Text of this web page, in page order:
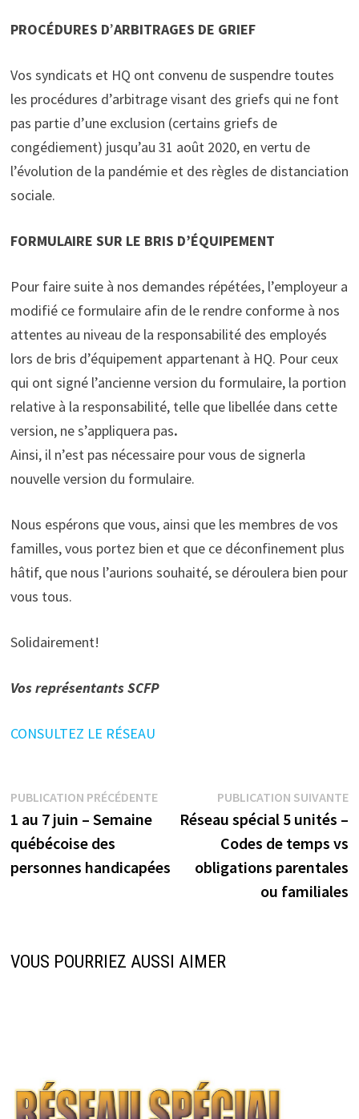
PROCÉDURES D’ARBITRAGES DE GRIEF
Vos syndicats et HQ ont convenu de suspendre toutes
les procédures d’arbitrage visant des griefs qui ne font
pas partie d’une exclusion (certains griefs de
congédiement) jusqu’au 31 août 2020, en vertu de
l’évolution de la pandémie et des règles de distanciation
sociale.
FORMULAIRE SUR LE BRIS D’ÉQUIPEMENT
Pour faire suite à nos demandes répétées, l’employeur a
modifié ce formulaire afin de le rendre conforme à nos
attentes au niveau de la responsabilité des employés
lors de bris d’équipement appartenant à HQ. Pour ceux
qui ont signé l’ancienne version du formulaire, la portion
relative à la responsabilité, telle que libellée dans cette
version, ne s’appliquera pas.
Ainsi, il n’est pas nécessaire pour vous de signerla
nouvelle version du formulaire.
Nous espérons que vous, ainsi que les membres de vos
familles, vous portez bien et que ce déconfinement plus
hâtif, que nous l’aurions souhaité, se déroulera bien pour
vous tous.
Solidairement!
Vos représentants SCFP
CONSULTEZ LE RÉSEAU
Navigation
de
l’article
PUBLICATION PRÉCÉDENTEPublication
précédente :
1 au 7 juin – Semaine
québécoise des
personnes handicapées
PUBLICATION SUIVANTE
Réseau spécial 5 unités –
Codes de temps vs
obligations parentales
ou familiales
VOUS POURRIEZ AUSSI AIMER